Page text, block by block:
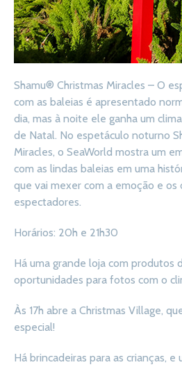
Shamu® Christmas Miracles – O
com as baleias é apresentado
dia, mas à noite ele ganha um
de Natal. No espetáculo noturno
Miracles, o SeaWorld mostra um
com as lindas baleias em uma
que vai mexer com a emoção e os
espectadores.
Horários: 20h e 21h30
Há uma grande loja com produtos
oportunidades para fotos com o
Às 17h abre a Christmas Village,
especial!
Há brincadeiras para as crianças, e